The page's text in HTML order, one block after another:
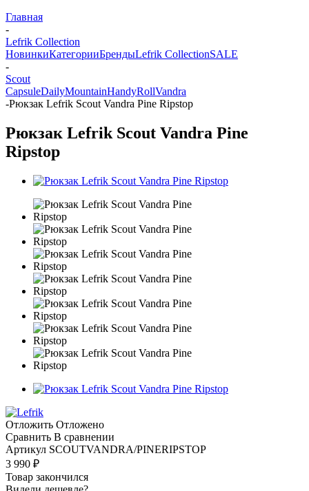
Главная
-
Lefrik Collection
НовинкиКатегорииБрендыLefrik CollectionSALE
-
Scout
CapsuleDailyMountainHandyRollVandra
-Рюкзак Lefrik Scout Vandra Pine Ripstop
Рюкзак Lefrik Scout Vandra Pine
Ripstop
Отложить Отложено
Сравнить В сравнении
Артикул SCOUTVANDRA/PINERIPSTOP
3 990 ₽
Товар закончился